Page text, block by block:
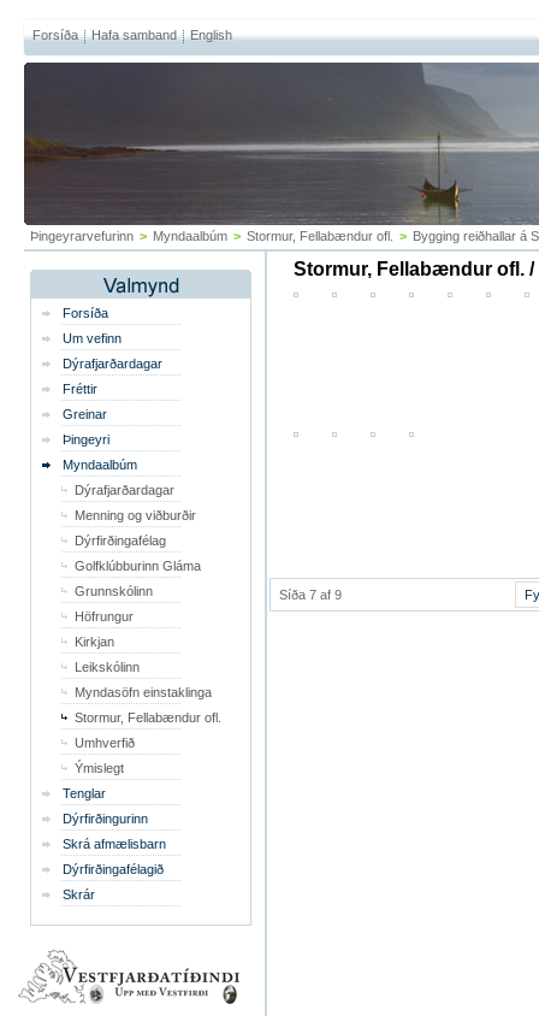
Forsíða Hafa samband English
Þingeyrarvefurinn > Myndaalbúm > Stormur, Fellabændur ofl. > Bygging reiðhallar á
Forsíða
Um vefinn
Dýrafjarðardagar
Fréttir
Greinar
Þingeyri
Myndaalbúm
Dýrafjarðardagar
Menning og viðburðir
Dýrfirðingafélag
Golfklúbburinn Gláma
Grunnskólinn
Höfrungur
Kirkjan
Leikskólinn
Myndasöfn einstaklinga
Stormur, Fellabændur ofl.
Umhverfið
Ýmislegt
Tenglar
Dýrfirðingurinn
Skrá afmælisbarn
Dýrfirðingafélagið
Skrár
Stormur, Fellabændur ofl.
Síða 7 af 9